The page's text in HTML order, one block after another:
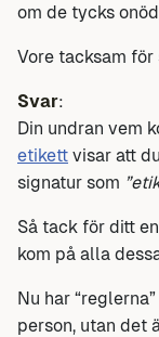
om de tycks
Vore tacksam för
Svar:
Din undran vem
etikett visar att
signatur som
Så tack för ditt
kom på alla
Nu har
person, utan det